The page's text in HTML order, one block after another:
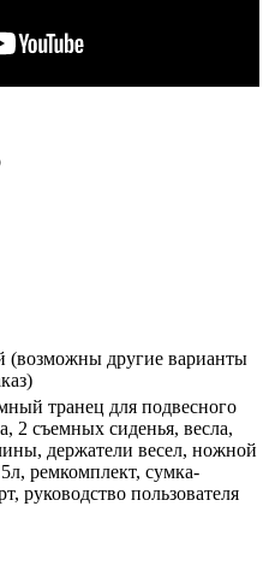
(возможны другие варианты
транец для подвесного
2 съемных сиденья, весла,
держатели весел, ножной
ремкомплект, сумка-
руководство пользователя